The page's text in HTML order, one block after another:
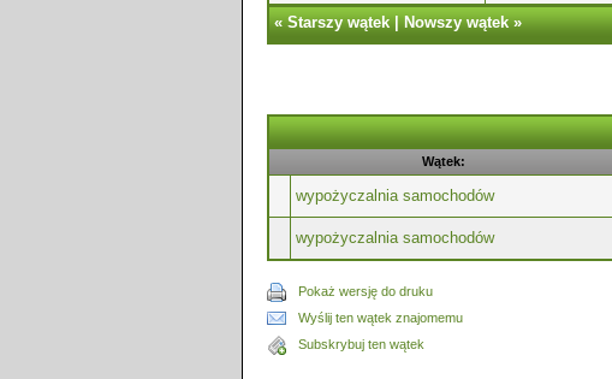
«Starszy wątek|Nowszy wątek»
Wątek:
wypożyczalnia samochodów
wypożyczalnia samochodów
Pokaż wersję do druku
Wyślij ten wątek znajomemu
Subskrybuj ten wątek